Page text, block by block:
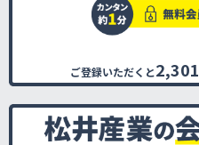
ご登録いただくと2,301